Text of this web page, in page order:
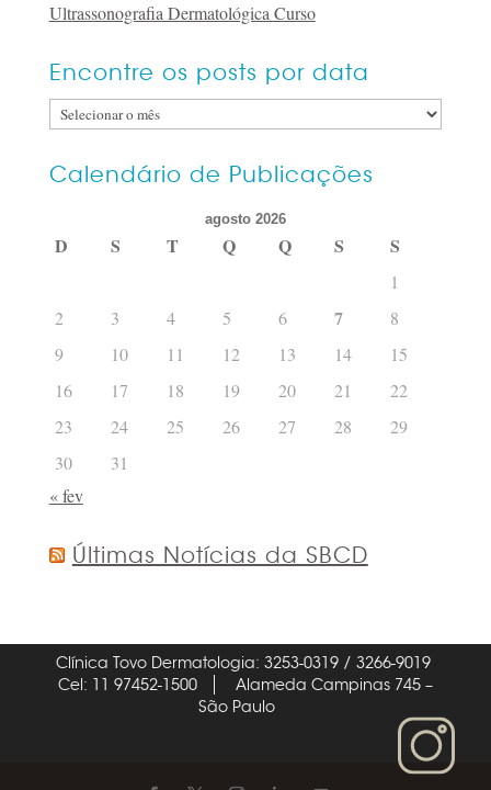
Ultrassonografia Dermatológica Curso
Encontre os posts por data
Encontre
posts
Calendário de Publicações
agosto 2026
D S T Q Q S S
1
2
3 4 5 6 7
8
9
10 11 12 13 14
15
16
17 18 19 20 21
22
23
24 25 26 27 28
29
30
31
« fev
Últimas Notícias da SBCD
Clínica Tovo Dermatologia: 3253-0319 / 3266-9019
Cel: 11 97452-1500
Alameda Campinas 745 –
São Paulo